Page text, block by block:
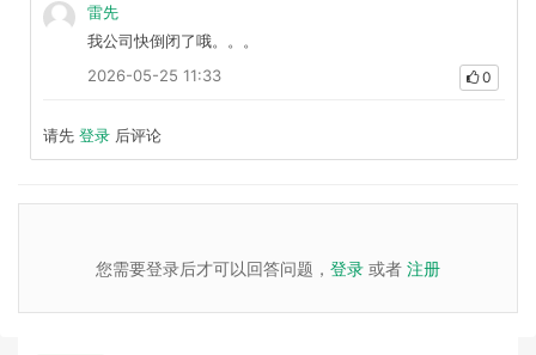
雷先
我公司快倒闭了哦。。。
2026-05-25 11:33
0
请先 登录 后评论
您需要登录后才可以回答问题， 登录 或者 注册